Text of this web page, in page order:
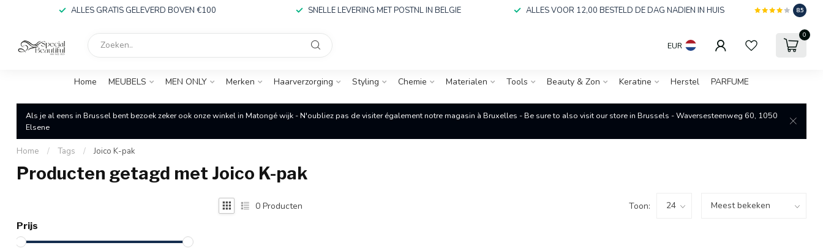
ALLES GRATIS GELEVERD BOVEN €100 SNELLE LEVERING MET POSTNL IN BELGIE ALLES VOOR 12,00 BESTELD DE DAG NADIEN IN HUIS 8.5
EUR
0
Home MEUBELS MEN ONLY Merken Haarverzorging Styling Chemie Materialen Tools Beauty & Zon Keratine Herstel PARFUME
Als je al eens in Brussel bent bezoek zeker ook onze winkel in Matongé wijk - N'oubliez pas de visiter également notre magasin à Bruxelles - Be sure to also visit our store in Brussels - Waversesteenweg 60, 1050
Elsene
Home / Tags / Joico K-pak
Producten getagd met Joico K-pak
Prijs
0 Producten Toon: